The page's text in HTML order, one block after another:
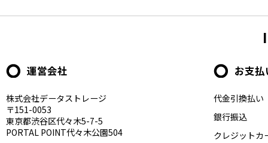
運営会社
株式会社データストレージ
〒151-0053
東京都渋谷区代々木5-7-5
PORTAL POINT代々木公園504
お支
代金引換払い
銀行振込
クレジットカ